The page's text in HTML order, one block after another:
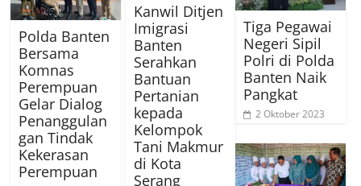
Polda Banten
Bersama
Komnas
Perempuan
Gelar Dialog
Penanggulan
gan Tindak
Kekerasan
Perempuan
Kanwil Ditjen
Imigrasi
Banten
Serahkan
Bantuan
Pertanian
kepada
Kelompok
Tani Makmur
di Kota
Serang
Tiga Pegawai
Negeri Sipil
Polri di Polda
Banten Naik
Pangkat
2 Oktober 2023